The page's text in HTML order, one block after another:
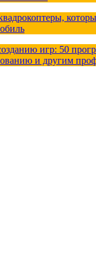
игр: 50
и другим